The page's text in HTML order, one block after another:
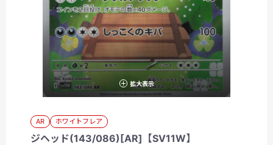
拡大表示
AR ホワイトフレア
ジヘッド(143/086)[AR]【SV11W】